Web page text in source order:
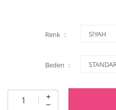
Renk
Beden